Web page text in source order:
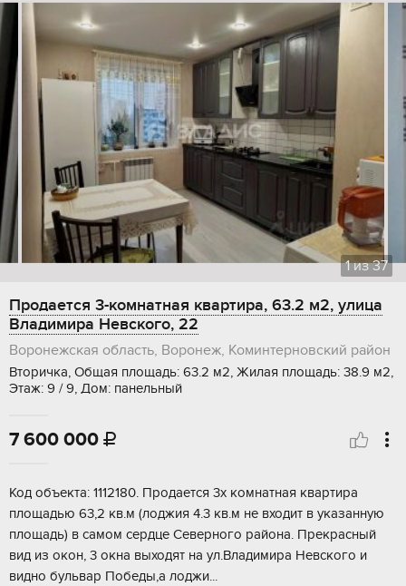
1из37
Продается 3-комнатная квартира, 63.2 м2, улица
Владимира Невского, 22
Воронежская область, Воронеж, Коминтерновский район
Вторичка, Общая площадь: 63.2 м2, Жилая площадь: 38.9 м2,
Этаж: 9 / 9, Дом: панельный
7 600 000 
Код объекта: 1112180. Продается 3х комнатная квартира
площадью 63,2 кв.м (лоджия 4.3 кв.м не входит в указанную
площадь) в самом сердце Северного района. Прекрасный
вид из окон, 3 окна выходят на ул.Владимира Невского и
видно бульвар Победы,а лоджи...